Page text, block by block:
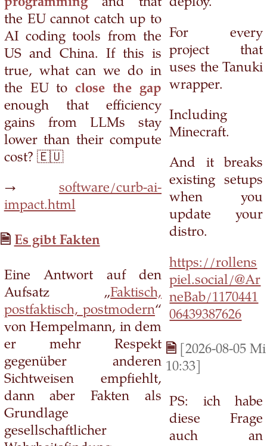
programmingand that
the EU cannot catch up to
AI coding tools from the
US and China. If this is
true, what can we do in
the EU toclose the gap
enough that efficiency
gains from LLMs stay
lower than their compute
cost? 🇪🇺
→software/curb-ai-
impact.html
Es gibt Fakten
Eine Antwort auf den
Aufsatz „Faktisch,
postfaktisch, postmodern“
von Hempelmann, in dem
er mehr Respekt
gegenüber anderen
Sichtweisen empfiehlt,
dann aber Fakten als
Grundlage
gesellschaftlicher
deploy.
For every
project that
uses the Tanuki
wrapper.
Including
Minecraft.
And it breaks
existing setups
when you
update your
distro.
https://rollens
piel.social/@Ar
neBab/1170441
06439387626
[2026-08-05 Mi
10:33]
PS: ich habe
diese Frage
auch an